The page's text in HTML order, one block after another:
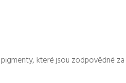
které jsou zodpovědné za